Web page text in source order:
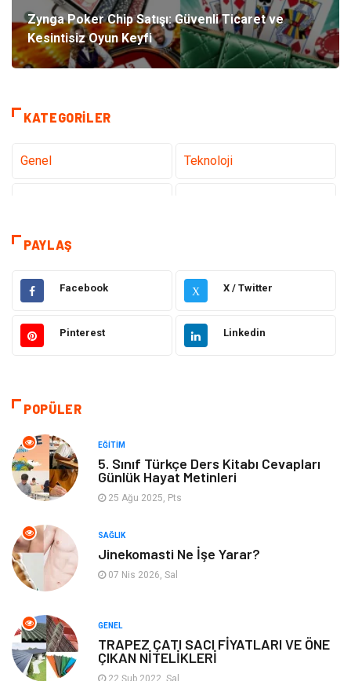
Zynga Poker Chip Satışı: Güvenli Ticaret ve
Kesintisiz Oyun Keyfi
KATEGORILER
Genel Teknoloji
Dekorasyon
Bakım Güzellik Elektrik Elektronik
Hukuk Tatil
Bilgisayar & Yazılım
Yemek
Emlak Kültür Sanat
Aksesuar
Bebek Giyim Tarih
PAYLAŞ
Facebook X X / Twitter
Pinterest Linkedin
POPÜLER
EĞITIM
5. Sınıf Türkçe Ders Kitabı Cevapları
Günlük Hayat Metinleri
25 Ağu 2025, Pts
SAĞLIK
Jinekomasti Ne İşe Yarar?
07 Nis 2026, Sal
GENEL
TRAPEZ ÇATI SACI FİYATLARI VE ÖNE
ÇIKAN NİTELİKLERİ